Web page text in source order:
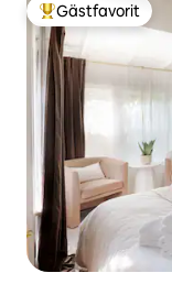
Populär gästfavorit
Gästfavorit